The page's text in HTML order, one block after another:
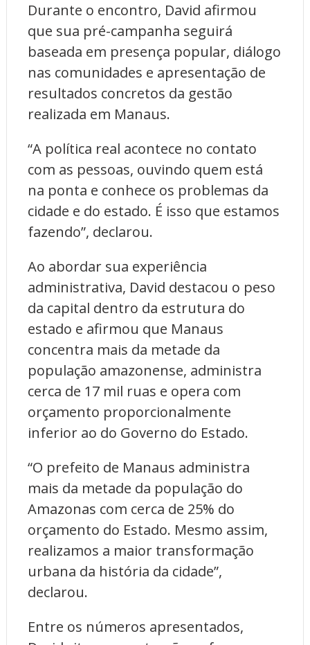
Durante o encontro, David afirmou
que sua pré-campanha seguirá
baseada em presença popular, diálogo
nas comunidades e apresentação de
resultados concretos da gestão
realizada em Manaus.
“A política real acontece no contato
com as pessoas, ouvindo quem está
na ponta e conhece os problemas da
cidade e do estado. É isso que estamos
fazendo”, declarou.
Ao abordar sua experiência
administrativa, David destacou o peso
da capital dentro da estrutura do
estado e afirmou que Manaus
concentra mais da metade da
população amazonense, administra
cerca de 17 mil ruas e opera com
orçamento proporcionalmente
inferior ao do Governo do Estado.
“O prefeito de Manaus administra
mais da metade da população do
Amazonas com cerca de 25% do
orçamento do Estado. Mesmo assim,
realizamos a maior transformação
urbana da história da cidade”,
declarou.
Entre os números apresentados,